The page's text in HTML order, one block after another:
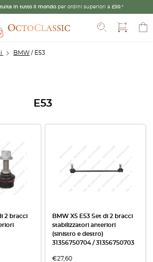
in tutto il mondo per ordini superiori a £99.*Cerca
BMW / E53
E53
2 bracci
BMW X5 E53 Set di 2 bracci
stabilizzatori anteriori
(sinistro e destro)
31356750704 / 31356750703
€27,60